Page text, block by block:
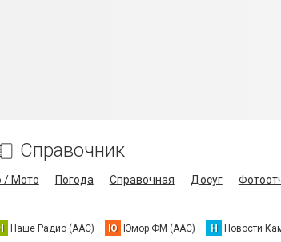
Справочник
/ Мото Погода Справочная Досуг
Наше Радио (AAC) Ю Юмор ФМ (AAC) Н Новости